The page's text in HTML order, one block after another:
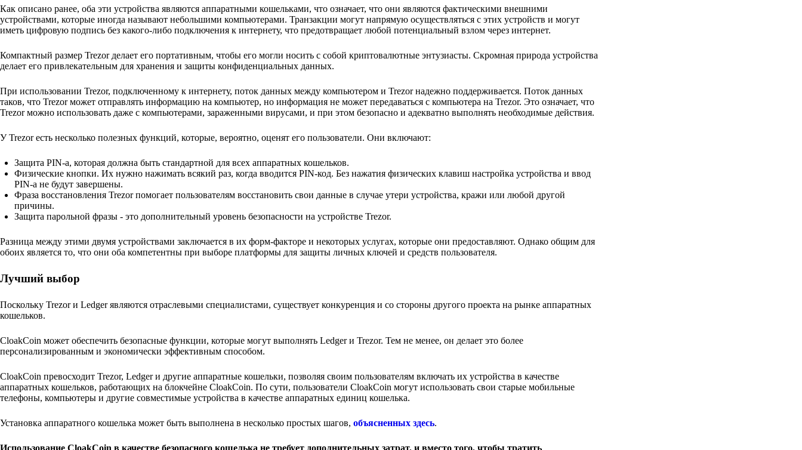
Как описано ранее, оба эти устройства являются аппаратными кошельками, что означает, что они являются фактическими внешними
устройствами, которые иногда называют небольшими компьютерами. Транзакции могут напрямую осуществляться с этих устройств и могут
иметь цифровую подпись без какого-либо подключения к интернету, что предотвращает любой потенциальный взлом через интернет.
Компактный размер Trezor делает его портативным, чтобы его могли носить с собой криптовалютные энтузиасты. Скромная природа устройства
делает его привлекательным для хранения и защиты конфиденциальных данных.
При использовании Trezor, подключенному к интернету, поток данных между компьютером и Trezor надежно поддерживается. Поток данных
таков, что Trezor может отправлять информацию на компьютер, но информация не может передаваться с компьютера на Trezor. Это означает, что
Trezor можно использовать даже с компьютерами, зараженными вирусами, и при этом безопасно и адекватно выполнять необходимые действия.
У Trezor есть несколько полезных функций, которые, вероятно, оценят его пользователи. Они включают:
Защита PIN-a, которая должна быть стандартной для всех аппаратных кошельков.
Физические кнопки. Их нужно нажимать всякий раз, когда вводится PIN-код. Без нажатия физических клавиш настройка устройства и ввод
PIN-а не будут завершены.
Фраза восстановления Trezor помогает пользователям восстановить свои данные в случае утери устройства, кражи или любой другой
причины.
Защита парольной фразы - это дополнительный уровень безопасности на устройстве Trezor.
Разница между этими двумя устройствами заключается в их форм-факторе и некоторых услугах, которые они предоставляют. Однако общим для
обоих является то, что они оба компетентны при выборе платформы для защиты личных ключей и средств пользователя.
Лучший выбор
Поскольку Trezor и Ledger являются отраслевыми специалистами, существует конкуренция и со стороны другого проекта на рынке аппаратных
кошельков.
CloakCoin может обеспечить безопасные функции, которые могут выполнять Ledger и Trezor. Тем не менее, он делает это более
персонализированным и экономически эффективным способом.
CloakCoin превосходит Trezor, Ledger и другие аппаратные кошельки, позволяя своим пользователям включать их устройства в качестве
аппаратных кошельков, работающих на блокчейне CloakCoin. По сути, пользователи CloakCoin могут использовать свои старые мобильные
телефоны, компьютеры и другие совместимые устройства в качестве аппаратных единиц кошелька.
Установка аппаратного кошелька может быть выполнена в несколько простых шагов, объясненных здесь.